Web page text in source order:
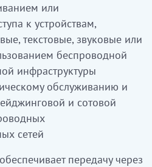
дауыстық,
бейнедеректерді
рұқсат беру немесе
пайдаланумен
байоаныс және басқа
желілерді
кызмет көрсету
или
к устройствам,
текстовые, звуковые или
беспроводной
инфраструктуры
обслуживанию и
и сотовой
сетей
передачу через